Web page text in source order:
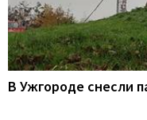
В Ужгороде снесли